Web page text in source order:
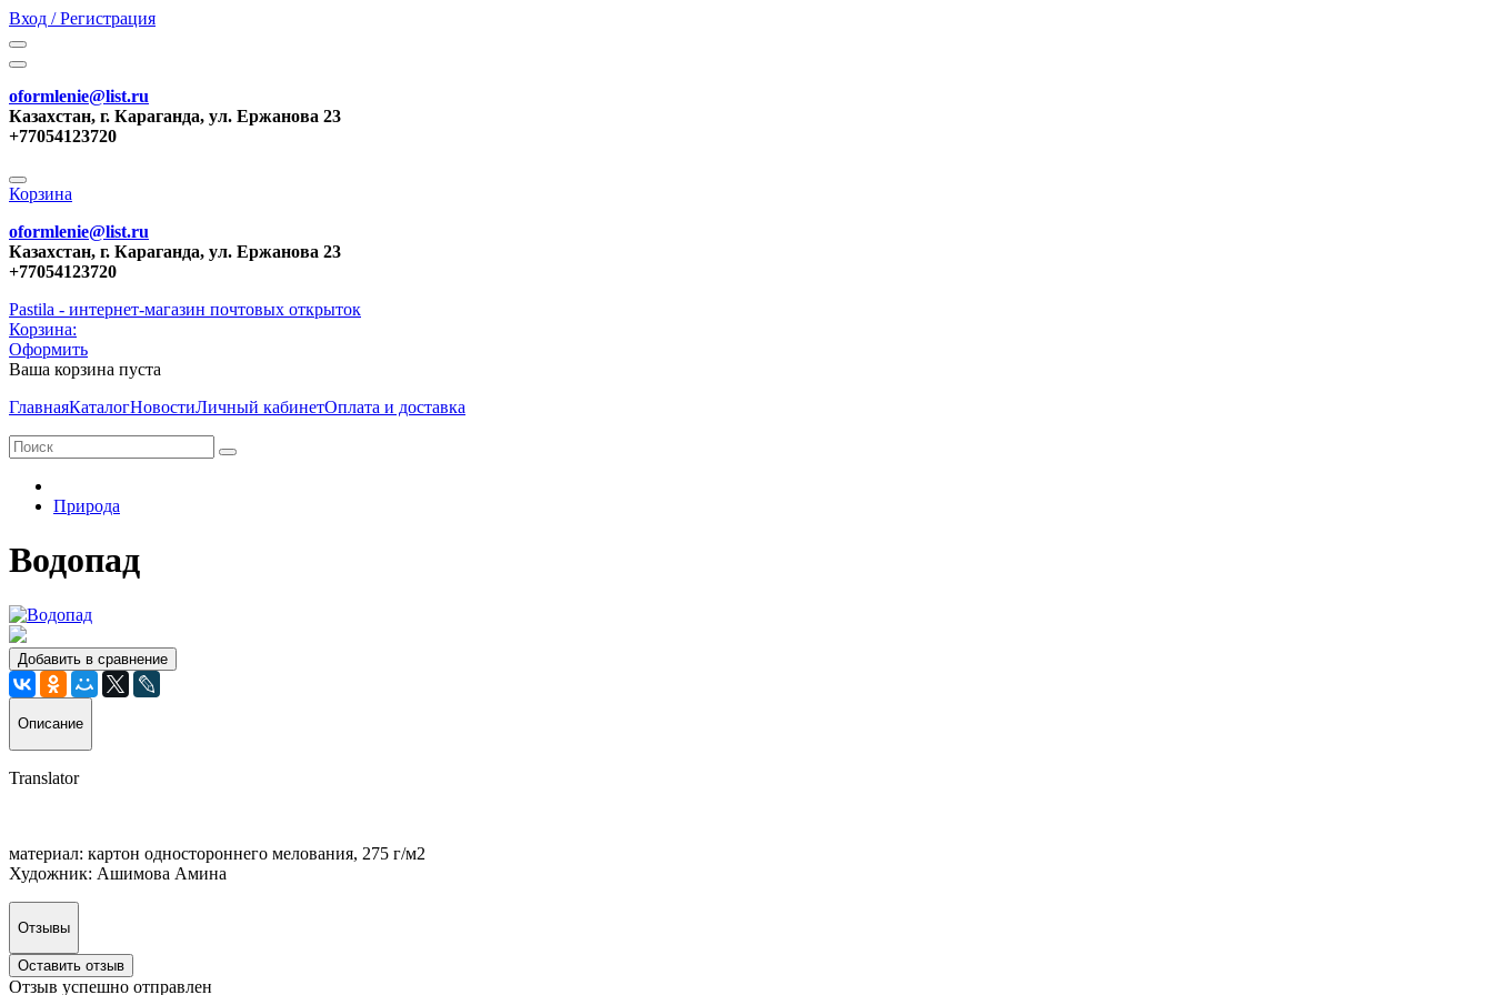
Вход / Регистрация
oformlenie@list.ru
Казахстан, г. Караганда, ул. Ержанова 23
+77054123720
Корзина
oformlenie@list.ru
Казахстан, г. Караганда, ул. Ержанова 23
+77054123720
Pastila - интернет-магазин почтовых открыток
Корзина:
Оформить
Ваша корзина пуста
ГлавнаяКаталогНовостиЛичный кабинетОплата и доставка
Природа
Водопад
Добавить в сравнение
Описание
Translator
материал: картон одностороннего мелования, 275 г/м2
Художник: Ашимова Амина
Отзывы
Оставить отзыв
Отзыв успешно отправлен